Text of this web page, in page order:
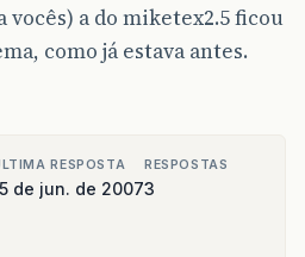
vocês) a do miketex2.5 ficou
como já estava antes.
RESPOSTA
de jun. de 2007
RESPOSTAS
3